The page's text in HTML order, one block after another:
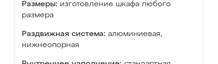
Размеры: изготовление шкафа любого
размера
Раздвижная система: алюминиевая,
нижнеопорная